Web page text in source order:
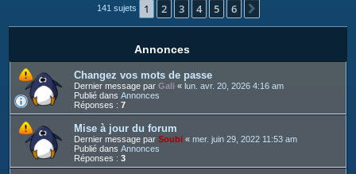
e
141 sujets 1 2 3 4 5 6
Annonces
Changez vos mots de passe
Dernier message par Gali « lun. avr. 20, 2026 4:16 am
Publié dans Annonces
Réponses : 7
Mise à jour du forum
Dernier message par Soubi « mer. juin 29, 2022 11:53 am
Publié dans Annonces
Réponses : 3